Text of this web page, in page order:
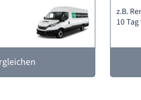
z.B.
10